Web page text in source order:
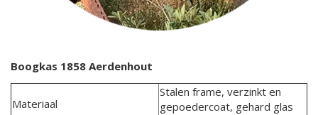
Boogkas 1858 Aerdenhout
Materiaal
Stalen frame, verzinkt en
gepoedercoat, gehard glas